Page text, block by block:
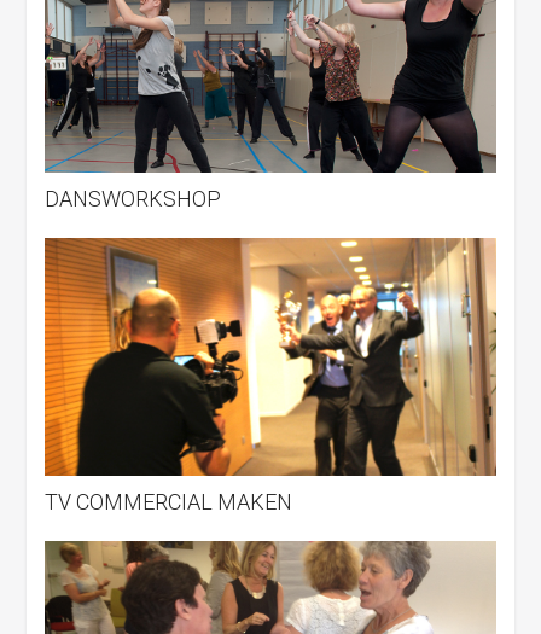
DANSWORKSHOP
TV COMMERCIAL MAKEN